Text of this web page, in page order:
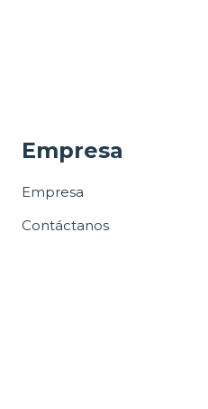
Empresa
Empresa
Contáctanos